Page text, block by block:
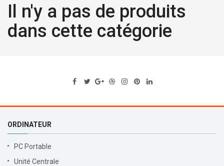
Il n'y a pas de produits
dans cette catégorie
ORDINATEUR
PC Portable
Unité Centrale